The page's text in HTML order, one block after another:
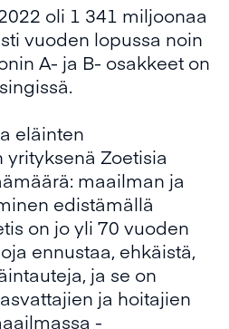
oli 1 341 miljoonaa
vuoden lopussa noin
A- ja B- osakkeet on
eläinten
Zoetisia
maailman ja
edistämällä
on jo yli 70 vuoden
ennustaa, ehkäistä,
ja se on
ja hoitajien
-